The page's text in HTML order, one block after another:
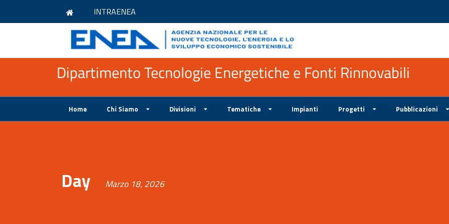
INTRAENEA
Dipartimento Tecnologie Energetiche e Fonti Rinnovabili
Home Chi Siamo Divisioni Tematiche Impianti Progetti Pubblicazioni
Day Marzo 18, 2026